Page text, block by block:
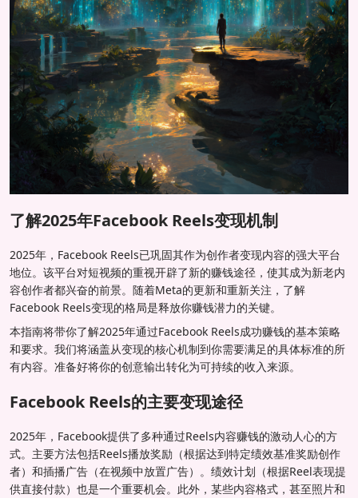
了解2025年Facebook Reels变现机制
2025年，Facebook Reels已巩固其作为创作者变现内容的强大平台
地位。该平台对短视频的重视开辟了新的赚钱途径，使其成为新老内
容创作者都兴奋的前景。随着Meta的更新和重新关注，了解
Facebook Reels变现的格局是释放你赚钱潜力的关键。
本指南将带你了解2025年通过Facebook Reels成功赚钱的基本策略
和要求。我们将涵盖从变现的核心机制到你需要满足的具体标准的所
有内容。准备好将你的创意输出转化为可持续的收入来源。
Facebook Reels的主要变现途径
2025年，Facebook提供了多种通过Reels内容赚钱的激动人心的方
式。主要方法包括Reels播放奖励（根据达到特定绩效基准奖励创作
者）和插播广告（在视频中放置广告）。绩效计划（根据Reel表现提
供直接付款）也是一个重要机会。此外，某些内容格式，甚至照片和